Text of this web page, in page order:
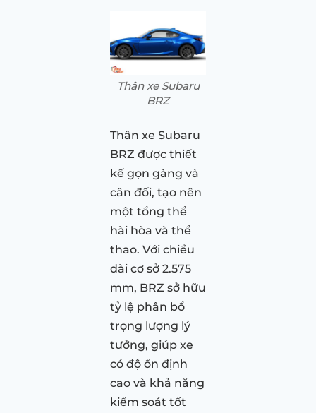
Thân xe Subaru
BRZ
Thân xe Subaru
BRZ được thiết
kế gọn gàng và
cân đối, tạo nên
một tổng thể
hài hòa và thể
thao. Với chiều
dài cơ sở 2.575
mm, BRZ sở hữu
tỷ lệ phân bổ
trọng lượng lý
tưởng, giúp xe
có độ ổn định
cao và khả năng
kiểm soát tốt